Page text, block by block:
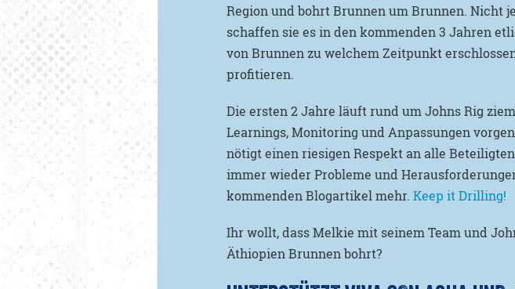
Region und bohrt Brunnen um Brunnen. Nicht
schaffen sie es in den kommenden 3 Jahren
von Brunnen zu welchem Zeitpunkt
profitieren.
Die ersten 2 Jahre läuft rund um Johns Rig
Learnings, Monitoring und Anpassungen
nötigt einen riesigen Respekt an alle
immer wieder Probleme und
kommenden Blogartikel mehr. Keep it Drilling!
Ihr wollt, dass Melkie mit seinem Team und
Äthiopien Brunnen bohrt?